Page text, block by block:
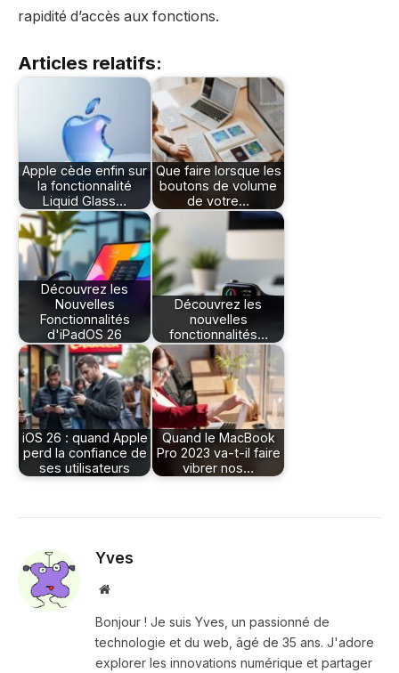
rapidité d’accès aux fonctions.
Articles relatifs:
Apple cède enfin sur
la fonctionnalité
Liquid Glass…
Que faire lorsque les
boutons de volume
de votre…
Découvrez les
Nouvelles
Fonctionnalités
d'iPadOS 26
Découvrez les
nouvelles
fonctionnalités…
iOS 26 : quand Apple
perd la confiance de
ses utilisateurs
Quand le MacBook
Pro 2023 va-t-il faire
vibrer nos…
Yves
Site
Bonjour ! Je suis Yves, un passionné de
technologie et du web, âgé de 35 ans. J'adore
explorer les innovations numérique et partager